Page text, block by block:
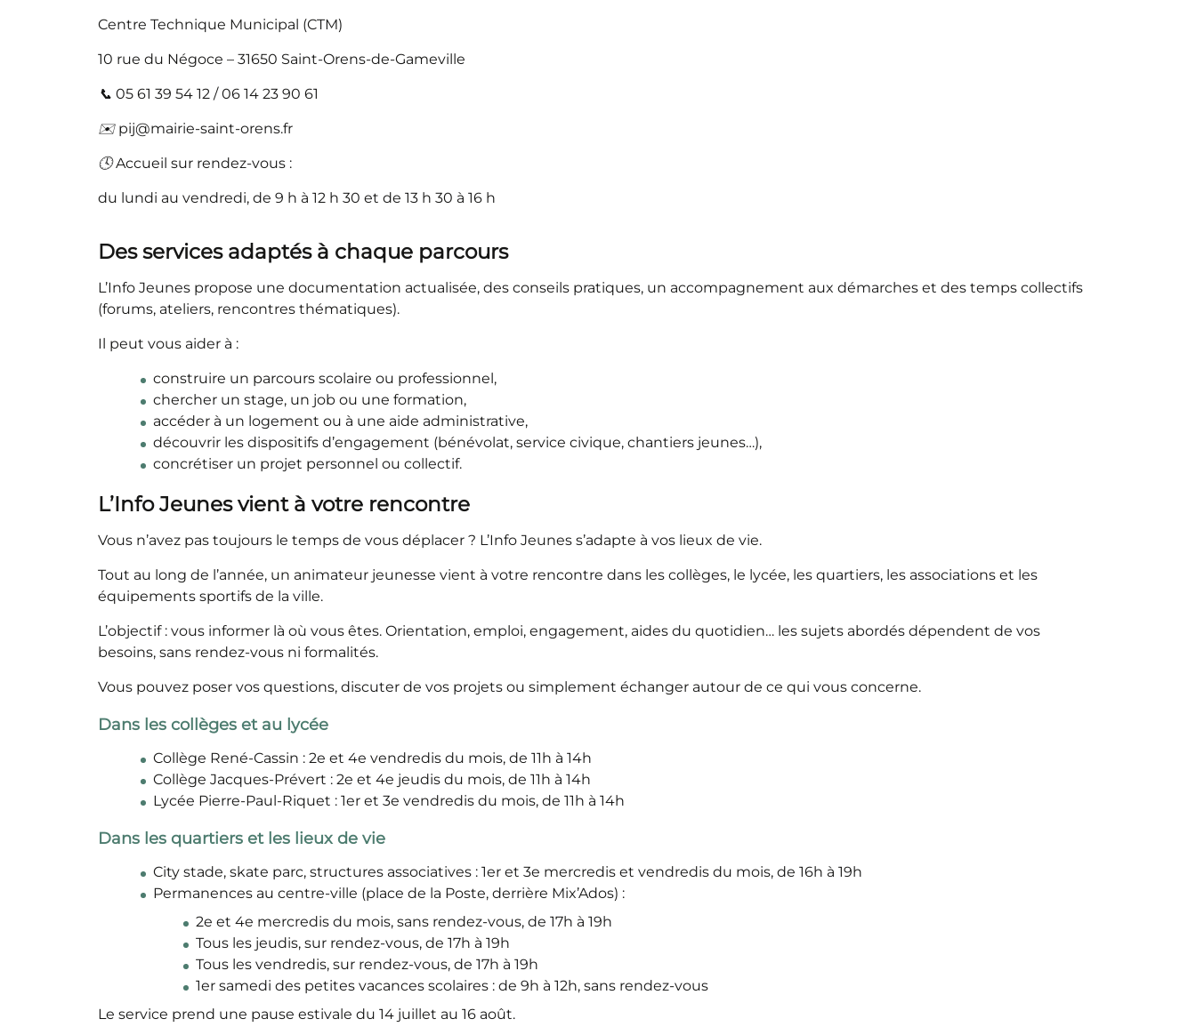
Centre Technique Municipal (CTM)
10 rue du Négoce – 31650 Saint-Orens-de-Gameville
📞 05 61 39 54 12 / 06 14 23 90 61
✉️ pij@mairie-saint-orens.fr
🕓Accueil sur rendez-vous :
du lundi au vendredi, de 9 h à 12 h 30 et de 13 h 30 à 16 h
Des services adaptés à chaque parcours
L’Info Jeunes propose une documentation actualisée, des conseils pratiques, un accompagnement aux démarches et des temps collectifs
(forums, ateliers, rencontres thématiques).
Il peut vous aider à :
construire un parcours scolaire ou professionnel,
chercher un stage, un job ou une formation,
accéder à un logement ou à une aide administrative,
découvrir les dispositifs d’engagement (bénévolat, service civique, chantiers jeunes…),
concrétiser un projet personnel ou collectif.
L’Info Jeunes vient à votre rencontre
Vous n’avez pas toujours le temps de vous déplacer ? L’Info Jeunes s’adapte à vos lieux de vie.
Tout au long de l’année, un animateur jeunesse vient à votre rencontre dans les collèges, le lycée, les quartiers, les associations et les
équipements sportifs de la ville.
L’objectif : vous informer là où vous êtes. Orientation, emploi, engagement, aides du quotidien… les sujets abordés dépendent de vos
besoins, sans rendez-vous ni formalités.
Vous pouvez poser vos questions, discuter de vos projets ou simplement échanger autour de ce qui vous concerne.
Dans les collèges et au lycée
Collège René-Cassin : 2e et 4e vendredis du mois, de 11h à 14h
Collège Jacques-Prévert : 2e et 4e jeudis du mois, de 11h à 14h
Lycée Pierre-Paul-Riquet : 1er et 3e vendredis du mois, de 11h à 14h
Dans les quartiers et les lieux de vie
City stade, skate parc, structures associatives : 1er et 3e mercredis et vendredis du mois, de 16h à 19h
Permanences au centre-ville (place de la Poste, derrière Mix’Ados) :
2e et 4e mercredis du mois, sans rendez-vous, de 17h à 19h
Tous les jeudis, sur rendez-vous, de 17h à 19h
Tous les vendredis, sur rendez-vous, de 17h à 19h
1er samedi des petites vacances scolaires : de 9h à 12h, sans rendez-vous
Le service prend une pause estivale du 14 juillet au 16 août.